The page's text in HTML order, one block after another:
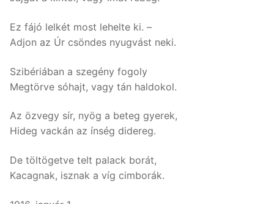
Ez fájó lelkét most lehelte ki. –
Adjon az Úr csöndes nyugvást neki.
Szibériában a szegény fogoly
Megtörve sóhajt, vagy tán haldokol.
Az özvegy sír, nyög a beteg gyerek,
Hideg vackán az ínség didereg.
De töltögetve telt palack borát,
Kacagnak, isznak a víg cimborák.